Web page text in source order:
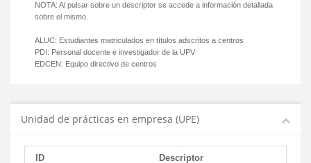
NOTA: Al pulsar sobre un descriptor se accede a información detallada
sobre el mismo.
ALUC: Estudiantes matriculados en títulos adscritos a centros
PDI: Personal docente e investigador de la UPV
EDCEN: Equipo directivo de centros
Unidad de prácticas en empresa (UPE)
ID Descriptor